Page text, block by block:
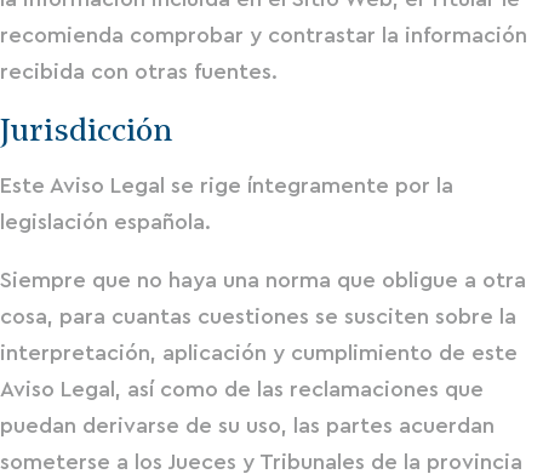
recomienda comprobar y contrastar la información
recibida con otras fuentes.
Jurisdicción
Este Aviso Legal se rige íntegramente por la
legislación española.
Siempre que no haya una norma que obligue a otra
cosa, para cuantas cuestiones se susciten sobre la
interpretación, aplicación y cumplimiento de este
Aviso Legal, así como de las reclamaciones que
puedan derivarse de su uso, las partes acuerdan
someterse a los Jueces y Tribunales de la provincia